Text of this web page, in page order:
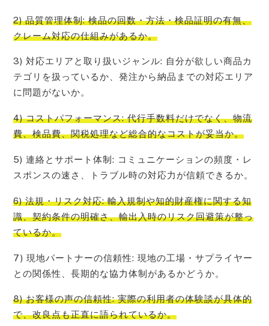
2) 品質管理体制: 検品の回数・方法・検品証明の有無、
クレーム対応の仕組みがあるか。
3) 対応エリアと取り扱いジャンル: 自分が欲しい商品カ
テゴリを扱っているか、発注から納品までの対応エリア
に問題がないか。
4) コストパフォーマンス: 代行手数料だけでなく、物流
費、検品費、関税処理など総合的なコストが妥当か。
5) 連絡とサポート体制: コミュニケーションの頻度・レ
スポンスの速さ、トラブル時の対応力が信頼できるか。
6) 法規・リスク対応: 輸入規制や知的財産権に関する知
識、契約条件の明確さ、輸出入時のリスク回避策が整っ
ているか。
7) 現地パートナーの信頼性: 現地の工場・サプライヤー
との関係性、長期的な協力体制があるかどうか。
8) お客様の声の信頼性: 実際の利用者の体験談が具体的
で、改良点も正直に語られているか。